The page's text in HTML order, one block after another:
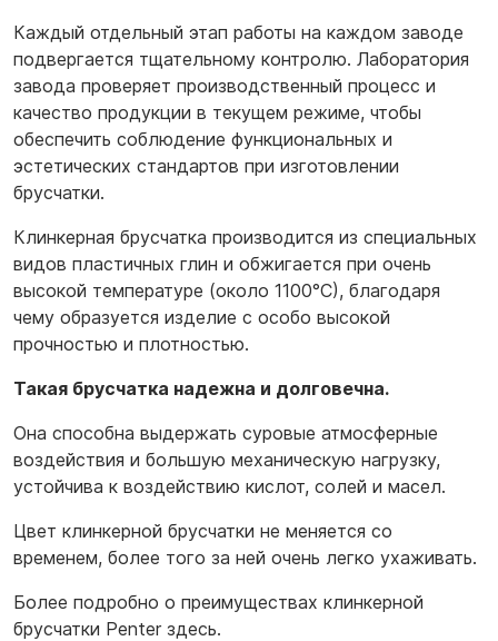
Каждый отдельный этап работы на каждом заводе
подвергается тщательному контролю. Лаборатория
завода проверяет производственный процесс и
качество продукции в текущем режиме, чтобы
обеспечить соблюдение функциональных и
эстетических стандартов при изготовлении
брусчатки.
Клинкерная брусчатка производится из специальных
видов пластичных глин и обжигается при очень
высокой температуре (около 1100°С), благодаря
чему образуется изделие с особо высокой
прочностью и плотностью.
Такая брусчатка надежна и долговечна.
Она способна выдержать суровые атмосферные
воздействия и большую механическую нагрузку,
устойчива к воздействию кислот, солей и масел.
Цвет клинкерной брусчатки не меняется со
временем, более того за ней очень легко ухаживать.
Более подробно о преимуществах клинкерной
брусчатки Penter здесь.